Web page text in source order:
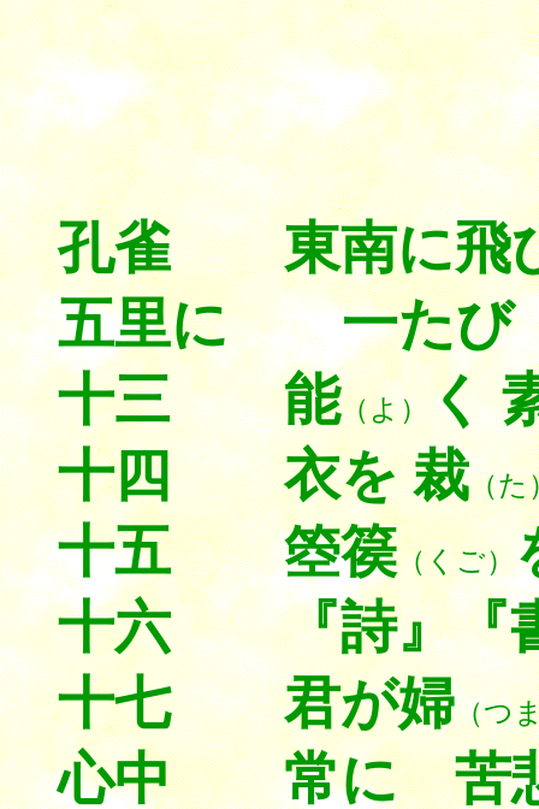
（孔雀
其
孔雀 東南に飛
五里に 一たび
十三 能（よ）く
十四 衣を 裁（た
十五 箜篌（くご）
十六 『詩』『
十七 君が婦（つ
心中 常に 苦